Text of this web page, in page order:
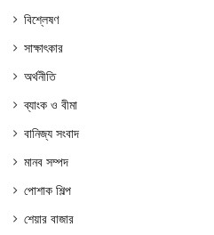
বিশ্লেষণ
সাক্ষাৎকার
অর্থনীতি
ব্যাংক ও বীমা
বানিজ্য সংবাদ
মানব সম্পদ
পোশাক শিল্প
শেয়ার বাজার